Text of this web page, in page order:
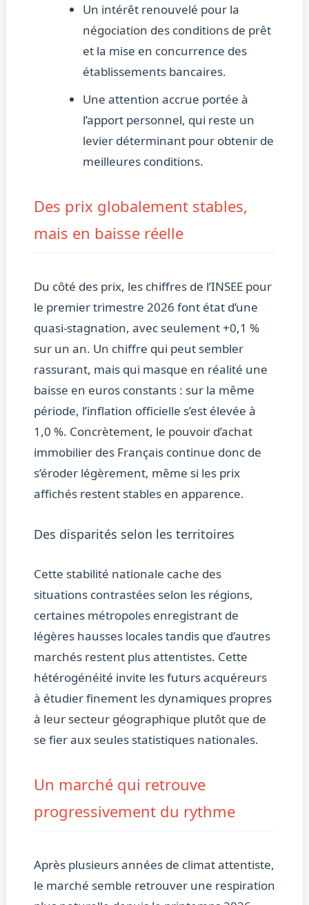
Un intérêt renouvelé pour la
négociation des conditions de prêt
et la mise en concurrence des
établissements bancaires.
Une attention accrue portée à
l’apport personnel, qui reste un
levier déterminant pour obtenir de
meilleures conditions.
Des prix globalement stables,
mais en baisse réelle
Du côté des prix, les chiffres de l’INSEE pour
le premier trimestre 2026 font état d’une
quasi-stagnation, avec seulement +0,1 %
sur un an. Un chiffre qui peut sembler
rassurant, mais qui masque en réalité une
baisse en euros constants : sur la même
période, l’inflation officielle s’est élevée à
1,0 %. Concrètement, le pouvoir d’achat
immobilier des Français continue donc de
s’éroder légèrement, même si les prix
affichés restent stables en apparence.
Des disparités selon les territoires
Cette stabilité nationale cache des
situations contrastées selon les régions,
certaines métropoles enregistrant de
légères hausses locales tandis que d’autres
marchés restent plus attentistes. Cette
hétérogénéité invite les futurs acquéreurs
à étudier finement les dynamiques propres
à leur secteur géographique plutôt que de
se fier aux seules statistiques nationales.
Un marché qui retrouve
progressivement du rythme
Après plusieurs années de climat attentiste,
le marché semble retrouver une respiration